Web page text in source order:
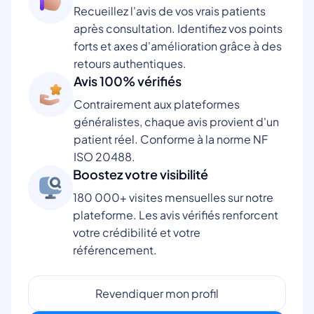
Recueillez l'avis de vos vrais patients
après consultation. Identifiez vos points
forts et axes d'amélioration grâce à des
retours authentiques.
Avis 100% vérifiés
Contrairement aux plateformes
généralistes, chaque avis provient d'un
patient réel. Conforme à la norme NF
ISO 20488.
Boostez votre visibilité
180 000+ visites mensuelles sur notre
plateforme. Les avis vérifiés renforcent
votre crédibilité et votre
référencement.
Revendiquer mon profil